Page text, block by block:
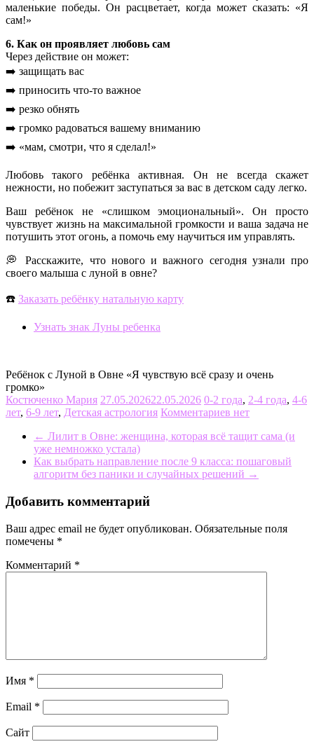
маленькие победы. Он расцветает, когда может сказать: «Я
сам!»
6. Как он проявляет любовь сам
Через действие он может:
➡️ защищать вас
➡️ приносить что-то важное
➡️ резко обнять
➡️ громко радоваться вашему вниманию
➡️ «мам, смотри, что я сделал!»
Любовь такого ребёнка активная. Он не всегда скажет
нежности, но побежит заступаться за вас в детском саду легко.
Ваш ребёнок не «слишком эмоциональный». Он просто
чувствует жизнь на максимальной громкости и ваша задача не
потушить этот огонь, а помочь ему научиться им управлять.
💭 Расскажите, что нового и важного сегодня узнали про
своего малыша с луной в овне?
☎️ Заказать ребёнку натальную карту
Узнать знак Луны ребенка
Ребёнок с Луной в Овне «Я чувствую всё сразу и очень
громко»
Костюченко Мария 27.05.202622.05.2026 0-2 года, 2-4 года, 4-6
лет, 6-9 лет, Детская астрология Комментариев нет
← Лилит в Овне: женщина, которая всё тащит сама (и
уже немножко устала)
Как выбрать направление после 9 класса: пошаговый
алгоритм без паники и случайных решений →
Добавить комментарий
Ваш адрес email не будет опубликован. Обязательные поля
помечены *
Комментарий *
Имя *
Email *
Сайт